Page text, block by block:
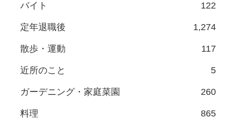
バイト 122
定年退職後 1,274
散歩・運動 117
近所のこと 5
ガーデニング・家庭菜園 260
料理 865